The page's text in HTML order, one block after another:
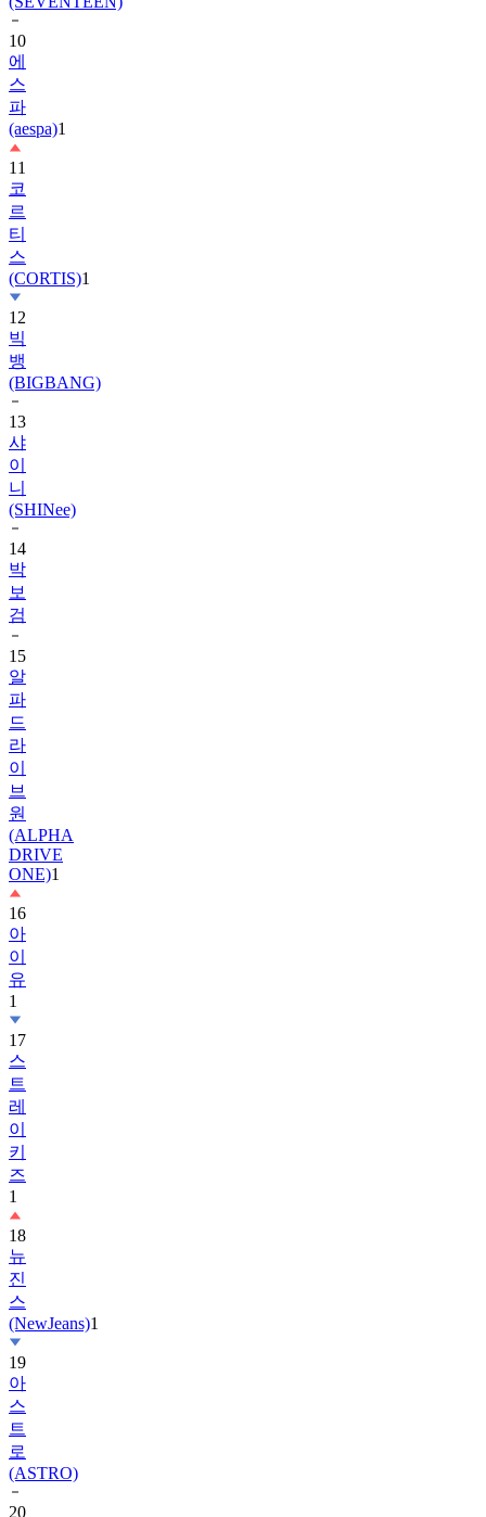
에
스
파
(aespa)
11
코
르
티
스
(CORTIS)
12
빅
뱅
(BIGBANG)
13
샤
이
니
(SHINee)
14
박
보
검
15
알
파
드
라
이
브
원
(ALPHA
DRIVE
ONE)1
16
아
이
유
1
17
스
트
레
이
키
즈
1
18
뉴
진
스
(NewJeans)
19
아
스
트
로
(ASTRO)
20
하